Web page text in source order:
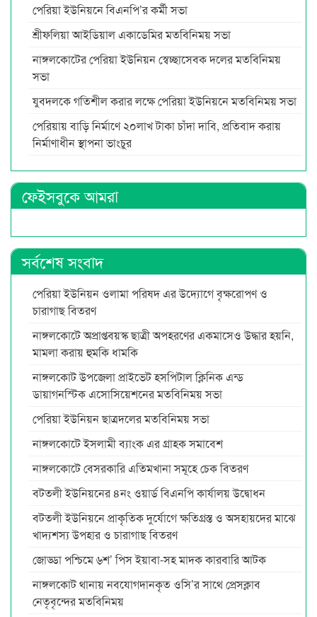
পেরিয়া ইউনিয়নে বিএনপি’র কর্মী সভা
শ্রীফলিয়া আইডিয়াল একাডেমির মতবিনিময় সভা
নাঙ্গলকোটের পেরিয়া ইউনিয়ন স্বেচ্ছাসেবক দলের মতবিনিময়
সভা
যুবদলকে গতিশীল করার লক্ষে পেরিয়া ইউনিয়নে মতবিনিময় সভা
পেরিয়ায় বাড়ি নির্মাণে ২০লাখ টাকা চাঁদা দাবি, প্রতিবাদ করায়
নির্মাণাধীন স্থাপনা ভাংচুর
ফেইসবুকে আমরা
সর্বশেষ সংবাদ
পেরিয়া ইউনিয়ন ওলামা পরিষদ এর উদ্যোগে বৃক্ষরোপণ ও
চারাগাছ বিতরণ
নাঙ্গলকোটে অপ্রাপ্তবয়স্ক ছাত্রী অপহরণের একমাসেও উদ্ধার হয়নি,
মামলা করায় হুমকি ধামকি
নাঙ্গলকোট উপজেলা প্রাইভেট হসপিটাল ক্লিনিক এন্ড
ডায়াগনস্টিক এসোসিয়েশনের মতবিনিময় সভা
পেরিয়া ইউনিয়ন ছাত্রদলের মতবিনিময় সভা
নাঙ্গলকোটে ইসলামী ব্যাংক এর গ্রাহক সমাবেশ
নাঙ্গলকোটে বেসরকারি এতিমখানা সমূহে চেক বিতরণ
বটতলী ইউনিয়নের ৪নং ওয়ার্ড বিএনপি কার্যালয় উদ্বোধন
বটতলী ইউনিয়নে প্রাকৃতিক দুর্যোগে ক্ষতিগ্রস্ত ও অসহায়দের মাঝে
খাদ্যশস্য উপহার ও চারাগাছ বিতরণ
জোড্ডা পশ্চিমে ৬শ’ পিস ইয়াবা-সহ মাদক কারবারি আটক
নাঙ্গলকোট থানায় নবযোগদানকৃত ওসি’র সাথে প্রেসক্লাব
নেতৃবৃন্দের মতবিনিময়